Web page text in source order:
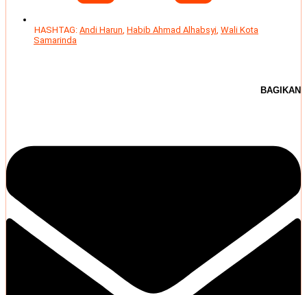
HASHTAG: Andi Harun, Habib Ahmad Alhabsyi, Wali Kota
Samarinda
BAGIKAN